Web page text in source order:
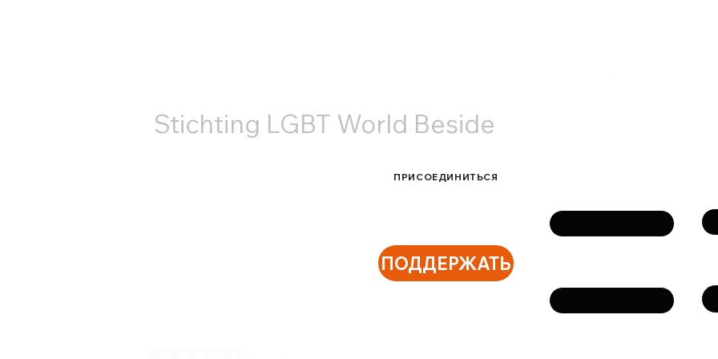
Stichting LGBT World Beside
ПРИСОЕДИНИТЬСЯ
ПОДДЕРЖАТЬ